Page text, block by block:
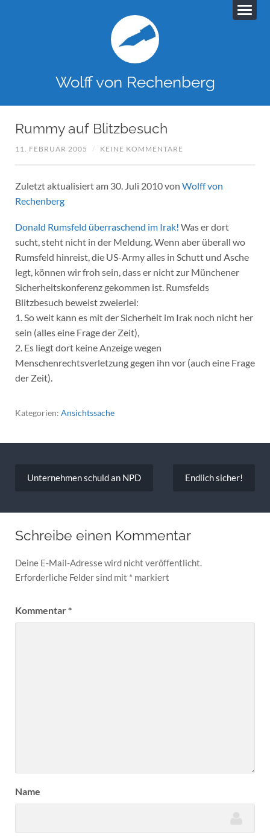
Wolff von Rechenberg
Rummy auf Blitzbesuch
11. FEBRUAR 2005 / KEINE KOMMENTARE
Zuletzt aktualisiert am 30. Juli 2010 von Wolff von
Rechenberg
Donald Rumsfeld überraschend im Irak! Was er dort
sucht, steht nicht in der Meldung. Wenn aber überall wo
Rumsfeld hinreist, die US-Army alles in Schutt und Asche
legt, können wir froh sein, dass er nicht zur Münchener
Sicherheitskonferenz gekommen ist. Rumsfelds
Blitzbesuch beweist zweierlei:
1. So weit kann es mit der Sicherheit im Irak noch nicht her
sein (alles eine Frage der Zeit),
2. Es liegt dort keine Anzeige wegen
Menschenrechtsverletzung gegen ihn vor (auch eine Frage
der Zeit).
Kategorien: Ansichtssache
Unternehmen schuld an NPD Endlich sicher!
Schreibe einen Kommentar
Deine E-Mail-Adresse wird nicht veröffentlicht.
Erforderliche Felder sind mit * markiert
Kommentar*
Name